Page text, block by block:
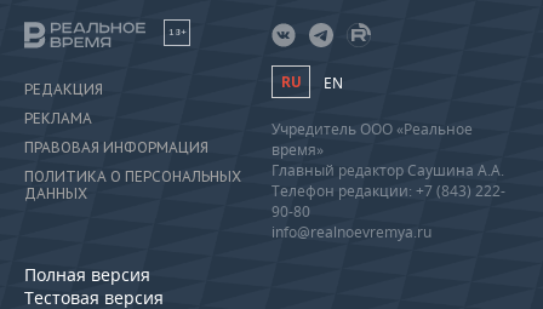
18+
РЕДАКЦИЯ
РЕКЛАМА
ПРАВОВАЯ ИНФОРМАЦИЯ
ПОЛИТИКА О ПЕРСОНАЛЬНЫХ
ДАННЫХ
Полная версия
Тестовая версия
RU EN
Учредитель ООО «Реальное
время»
Главный редактор Саушина А.А.
Телефон редакции: +7 (843) 222-
90-80
info@realnoevremya.ru